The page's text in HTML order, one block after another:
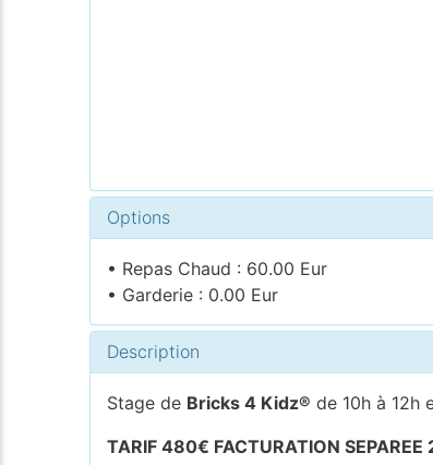
Options
• Repas Chaud : 60.00 Eur
• Garderie : 0.00 Eur
Description
Stage de Bricks 4 Kidz® de 10h à 12h
TARIF 480€ FACTURATION